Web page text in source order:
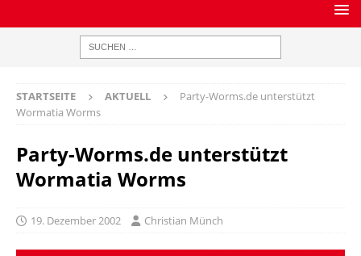
STARTSEITE AKTUELL
Party-Worms.de unterstützt
Wormatia Worms
Party-Worms.de unterstützt
Wormatia Worms
19. Dezember 2002 Christian Münch